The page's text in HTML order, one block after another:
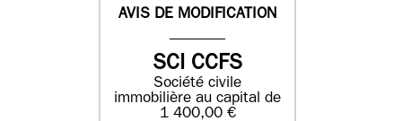
AVIS DE MODIFICATION
SCI CCFS
Société civile
immobilière au capital de
1 400,00 €